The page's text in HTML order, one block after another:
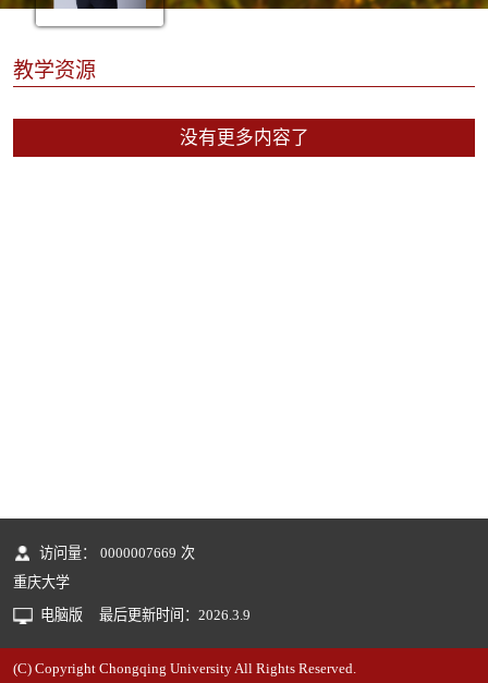
教学资源
没有更多内容了
访问量： 0000007669 次
重庆大学
电脑版
最后更新时间： 2026 3 9
(C) Copyright Chongqing University All Rights Reserved.